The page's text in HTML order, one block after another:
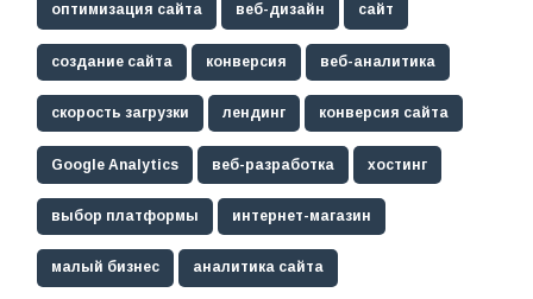
оптимизация сайта веб-дизайн сайт
создание сайта конверсия веб-аналитика
скорость загрузки лендинг конверсия сайта
Google Analytics веб-разработка хостинг
выбор платформы интернет-магазин
малый бизнес аналитика сайта